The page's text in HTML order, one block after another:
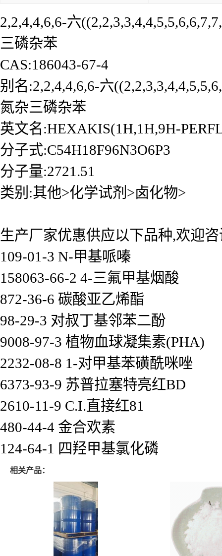
2,2,4,4,6,6-六
三磷杂苯
CAS:186043-67-4
别名:2,2,4,4,6,6-六
氮杂三磷杂苯
英文名:HEXAKIS(1H,1H,9H-
分子式:C54H18F96N3O6P3
分子量:2721.51
类别:其他>化学试剂>卤化物>
生产厂家优惠供应以下品种,欢迎
109-01-3 N-甲基哌嗪
158063-66-2 4-三氟甲基烟酸
872-36-6 碳酸亚乙烯酯
98-29-3 对叔丁基邻苯二酚
9008-97-3 植物血球凝集素(PHA)
2232-08-8 1-对甲基苯磺酰咪唑
6373-93-9 苏普拉塞特亮红BD
2610-11-9 C.I.直接红81
480-44-4 金合欢素
124-64-1 四羟甲基氯化磷
相关产品：